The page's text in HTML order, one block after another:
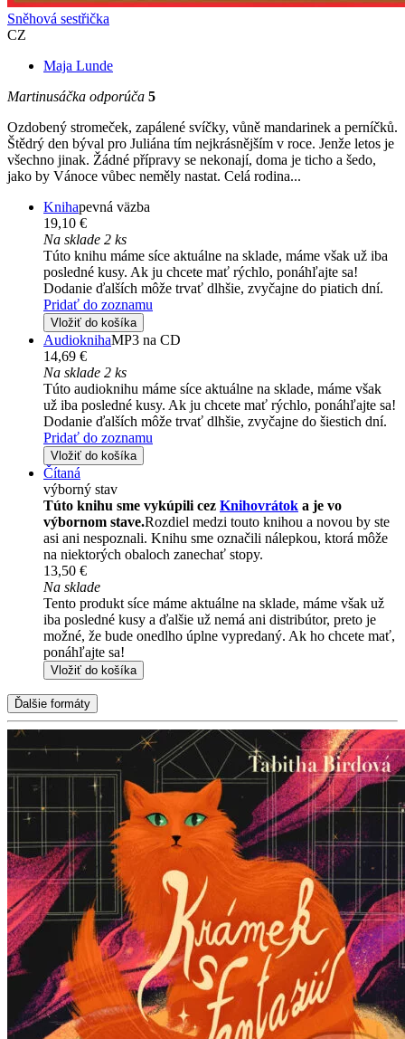
Sněhová sestřička
CZ
Maja Lunde
Martinusáčka odporúča 5
Ozdobený stromeček, zapálené svíčky, vůně mandarinek a perníčků.
Štědrý den býval pro Juliána tím nejkrásnějším v roce. Jenže letos je
všechno jinak. Žádné přípravy se nekonají, doma je ticho a šedo,
jako by Vánoce vůbec neměly nastat. Celá rodina...
Knihapevná väzba
19,10 €
Na sklade 2 ks
Túto knihu máme síce aktuálne na sklade, máme však už iba
posledné kusy. Ak ju chcete mať rýchlo, ponáhľajte sa!
Dodanie ďalších môže trvať dlhšie, zvyčajne do piatich dní.
Pridať do zoznamu
Vložiť do košíka
AudioknihaMP3 na CD
14,69 €
Na sklade 2 ks
Túto audioknihu máme síce aktuálne na sklade, máme však
už iba posledné kusy. Ak ju chcete mať rýchlo, ponáhľajte sa!
Dodanie ďalších môže trvať dlhšie, zvyčajne do šiestich dní.
Pridať do zoznamu
Vložiť do košíka
Čítaná
výborný stav
Túto knihu sme vykúpili cez Knihovrátok a je vo
výbornom stave.Rozdiel medzi touto knihou a novou by ste
asi ani nespoznali. Knihu sme označili nálepkou, ktorá môže
na niektorých obaloch zanechať stopy.
13,50 €
Na sklade
Tento produkt síce máme aktuálne na sklade, máme však už
iba posledné kusy a ďalšie už nemá ani distribútor, preto je
možné, že bude onedlho úplne vypredaný. Ak ho chcete mať,
ponáhľajte sa!
Vložiť do košíka
Ďalšie formáty